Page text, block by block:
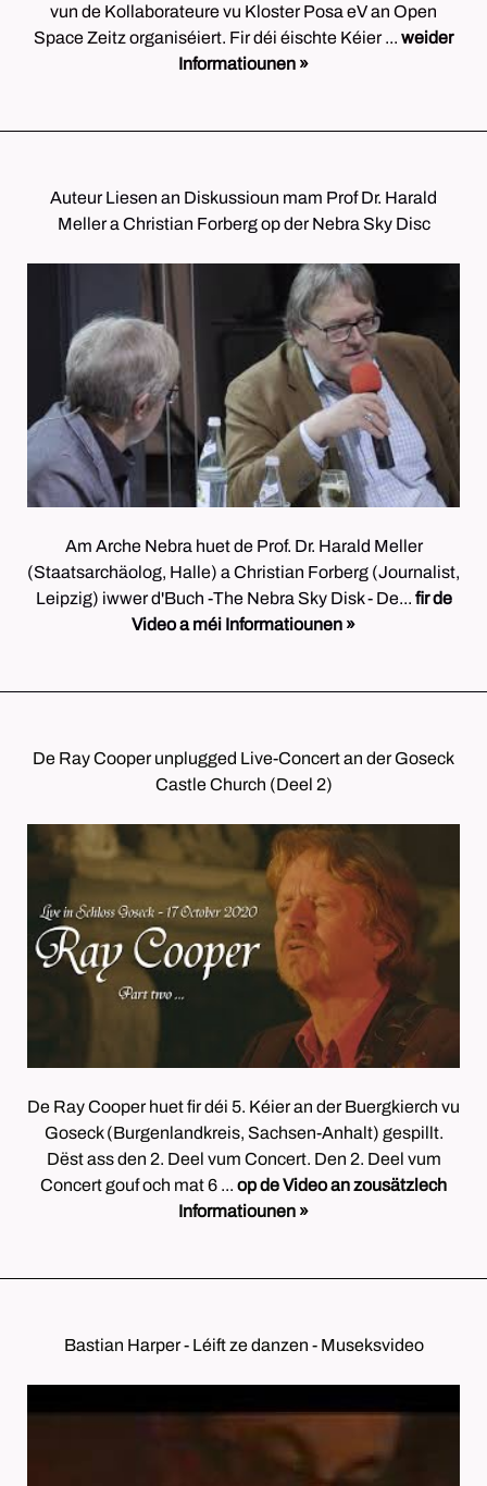
vun de Kollaborateure vu Kloster Posa eV an Open
Space Zeitz organiséiert. Fir déi éischte Kéier ... weider
Informatiounen »
Auteur Liesen an Diskussioun mam Prof Dr. Harald
Meller a Christian Forberg op der Nebra Sky Disc
Am Arche Nebra huet de Prof. Dr. Harald Meller
(Staatsarchäolog, Halle) a Christian Forberg (Journalist,
Leipzig) iwwer d'Buch -The Nebra Sky Disk - De... fir de
Video a méi Informatiounen »
De Ray Cooper unplugged Live-Concert an der Goseck
Castle Church (Deel 2)
De Ray Cooper huet fir déi 5. Kéier an der Buergkierch vu
Goseck (Burgenlandkreis, Sachsen-Anhalt) gespillt.
Dëst ass den 2. Deel vum Concert. Den 2. Deel vum
Concert gouf och mat 6 ... op de Video an zousätzlech
Informatiounen »
Bastian Harper - Léift ze danzen - Museksvideo